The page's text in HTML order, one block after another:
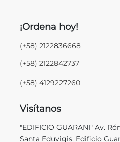
¡Ordena hoy!
(+58) 2122836668
(+58) 2122842737
(+58) 4129227260
Visítanos
"EDIFICIO GUARANI" Av.
Santa Eduvigis, Edificio